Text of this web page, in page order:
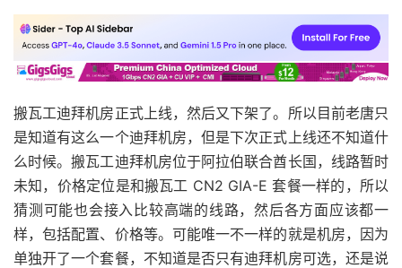
搬瓦工迪拜机房正式上线，然后又下架了。所以目前老唐只
是知道有这么一个迪拜机房，但是下次正式上线还不知道什
么时候。搬瓦工迪拜机房位于阿拉伯联合酋长国，线路暂时
未知，价格定位是和搬瓦工 CN2 GIA-E 套餐一样的，所以
猜测可能也会接入比较高端的线路，然后各方面应该都一
样，包括配置、价格等。可能唯一不一样的就是机房，因为
单独开了一个套餐，不知道是否只有迪拜机房可选，还是说